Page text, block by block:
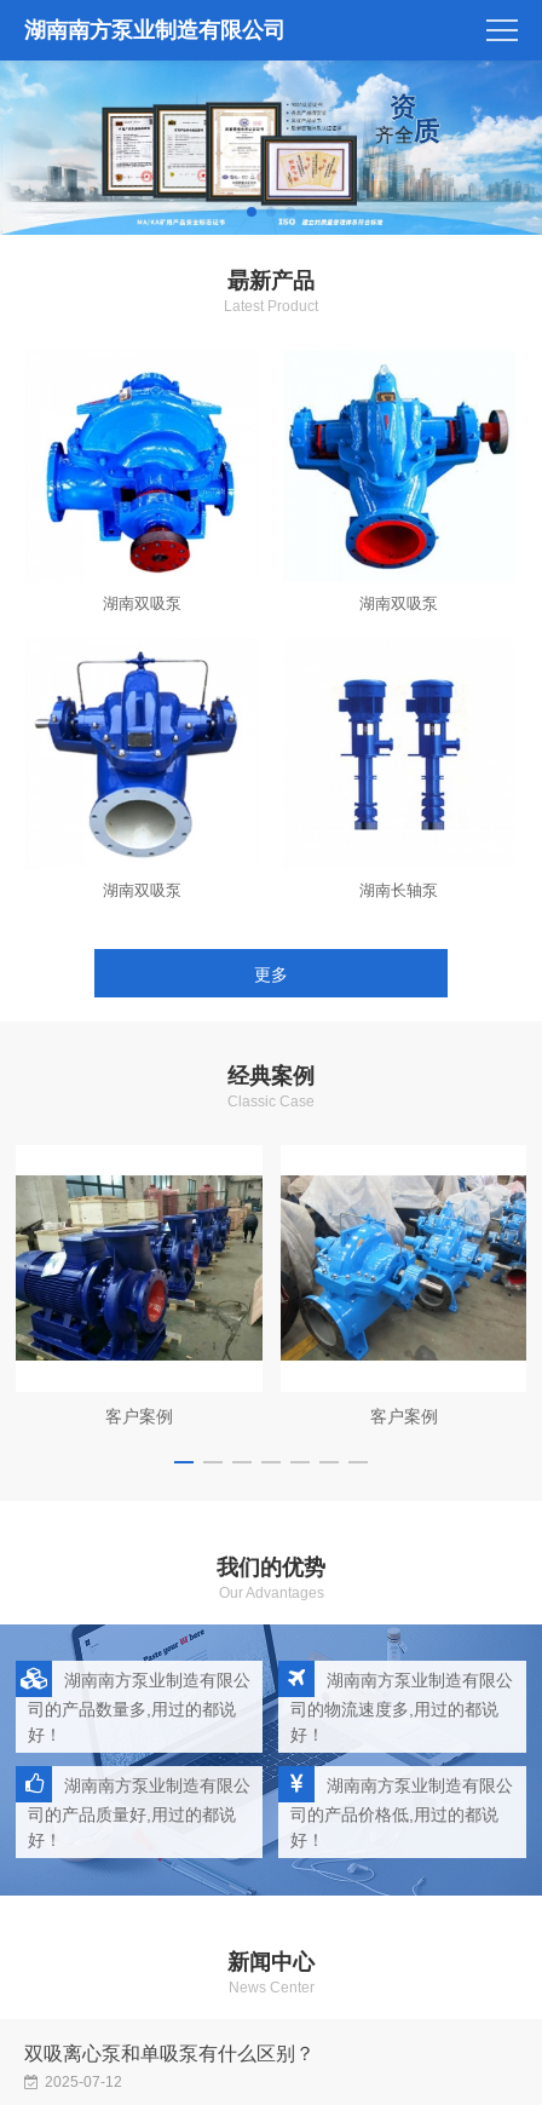
湖南南方泵业制造有限公司
朂新产品
Latest Product
湖南双吸泵 湖南双吸泵
湖南双吸泵 湖南长轴泵
更多
经典案例
Classic Case
客户案例 客户案例
我们的优势
Our Advantages
湖南南方泵业制造有限公
司的产品数量多,用过的都说
好！
湖南南方泵业制造有限公
司的物流速度多,用过的都说
好！
湖南南方泵业制造有限公
司的产品质量好,用过的都说
好！
湖南南方泵业制造有限公
司的产品价格低,用过的都说
好！
新闻中心
News Center
双吸离心泵和单吸泵有什么区别？
2025-07-12